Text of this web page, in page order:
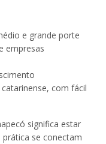
e grande porte
empresas
com fácil
significa estar
se conectam